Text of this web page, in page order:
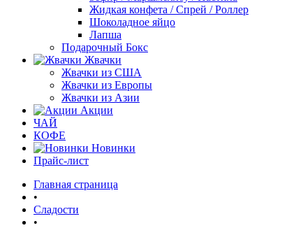
Жидкая конфета / Спрей / Роллер
Шоколадное яйцо
Лапша
Подарочный Бокс
Жвачки
Жвачки из США
Жвачки из Европы
Жвачки из Азии
Акции
ЧАЙ
КОФЕ
Новинки
Прайс-лист
Главная страница
•
Сладости
•